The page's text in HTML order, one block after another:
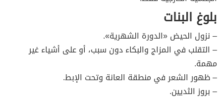
بلوغ البنات
– نزول الحيض «الدورة الشهرية».
– التقلب في المزاج والبكاء دون سبب، أو على أشياء غير
مهمة.
– ظهور الشعر في منطقة العانة وتحت الإبط.
– بروز الثديين.